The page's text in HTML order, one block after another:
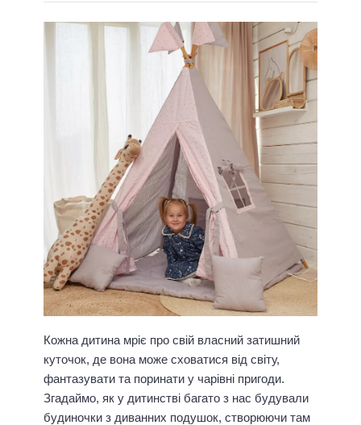
Кожна дитина мріє про свій власний затишний
куточок, де вона може сховатися від світу,
фантазувати та поринати у чарівні пригоди.
Згадаймо, як у дитинстві багато з нас будували
будиночки з диванних подушок, створюючи там